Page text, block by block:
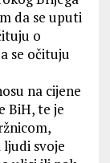
da se uputi
o
se očituju
na cijene
BiH, te je
ljudi svoje